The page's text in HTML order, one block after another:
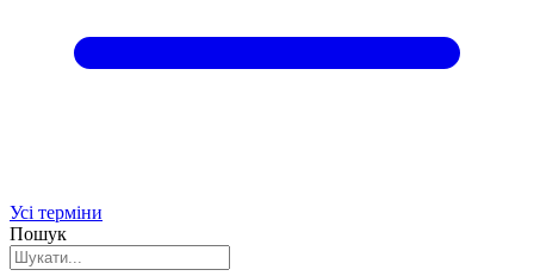
Усі терміни
Пошук